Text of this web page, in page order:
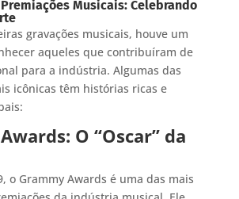
Musicais: Celebrando
gravações musicais, houve um
aqueles que contribuíram de
para a indústria. Algumas das
icônicas têm histórias ricas e
O “Oscar” da
o Grammy Awards é uma das mais